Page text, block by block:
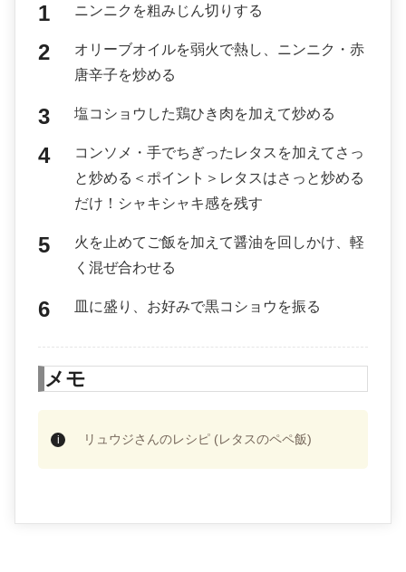
ニンニクを粗みじん切りする
オリーブオイルを弱火で熱し、ニンニク・赤
唐辛子を炒める
塩コショウした鶏ひき肉を加えて炒める
コンソメ・手でちぎったレタスを加えてさっ
と炒める＜ポイント＞レタスはさっと炒める
だけ！シャキシャキ感を残す
火を止めてご飯を加えて醤油を回しかけ、軽
く混ぜ合わせる
皿に盛り、お好みで黒コショウを振る
メモ
リュウジさんのレシピ (レタスのペペ飯)